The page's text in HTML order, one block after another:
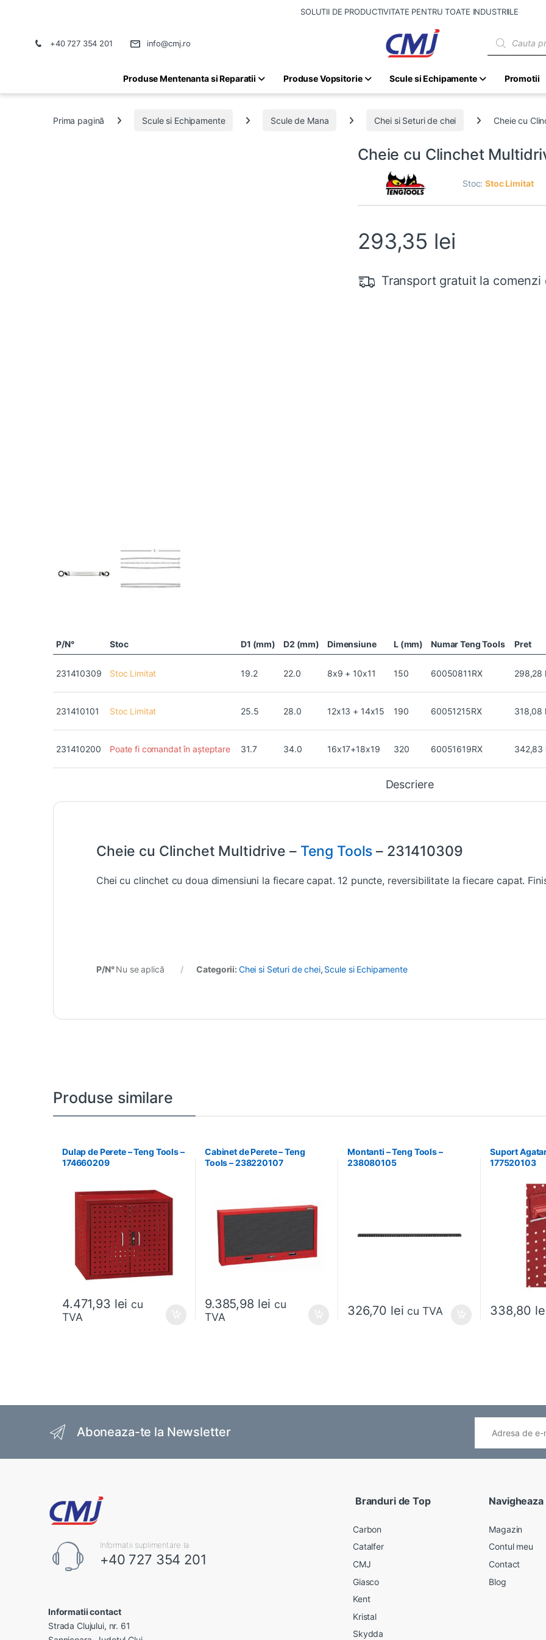
SOLUTII DE PRODUCTIVITATE PENTRU TOATE INDUSTRIILE
+40 727 354 201 info@cmj.ro
Produse Mentenanta si Reparatii Produse Vopsitorie Scule si Echipamente Promotii
Prima pagină Scule si Echipamente Scule de Mana Chei si Seturi de chei Cheie cu
Cheie cu Clinchet
Stoc:Stoc Limitat
293,35 lei
Transport gratuit la
P/N° Stoc D1 (mm) D2 (mm) Dimensiune L (mm) Numar Teng Tools Pret
231410309 Stoc Limitat 19.2 22.0 8x9 + 10x11 150 60050811RX 298,28
231410101 Stoc Limitat 25.5 28.0 12x13 + 14x15 190 60051215RX 318,08
231410200 Poate fi comandat în așteptare 31.7 34.0 16x17+18x19 320 60051619RX 342,83
Descriere
Cheie cu Clinchet Multidrive – Teng Tools – 231410309
Chei cu clinchet cu doua dimensiuni la fiecare capat. 12 puncte, reversibilitate la fiecare capat.
P/N°Nu se aplică Categorii: Chei si Seturi de chei, Scule si Echipamente
Produse similare
Dulap de Perete – Teng Tools –
174660209
4.471,93 lei cu
TVA
Cabinet de Perete – Teng
Tools – 238220107
9.385,98 lei cu
TVA
Montanti – Teng Tools –
238080105
326,70 lei cu TVA
Suport
177520103
338,80
Aboneaza-te la Newsletter
Informatii suplimentare la:
+40 727 354 201
Informatii contact
Strada Clujului, nr. 61
Branduri de Top
Carbon
Catalfer
CMJ
Giasco
Kent
Kristal
Skydda
Navigheaza
Magazin
Contul meu
Contact
Blog